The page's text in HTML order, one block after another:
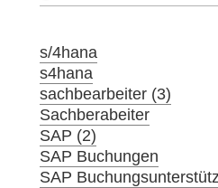
s/4hana
s4hana
sachbearbeiter (3)
Sachberabeiter
SAP (2)
SAP Buchungen
SAP